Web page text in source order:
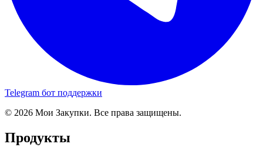
Telegram бот поддержки
© 2026 Мои Закупки. Все права защищены.
Продукты